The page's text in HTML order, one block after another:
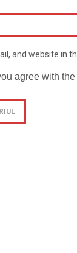
and website in
agree with